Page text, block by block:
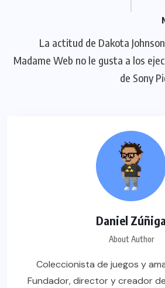
La actitud de Dakota
Madame Web no le gusta a los
de Sony
Daniel Zúñiga
About Author
Coleccionista de juegos y
Fundador, director y creador